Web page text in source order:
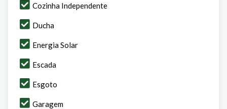
Cozinha Independente
Ducha
Energia Solar
Escada
Esgoto
Garagem